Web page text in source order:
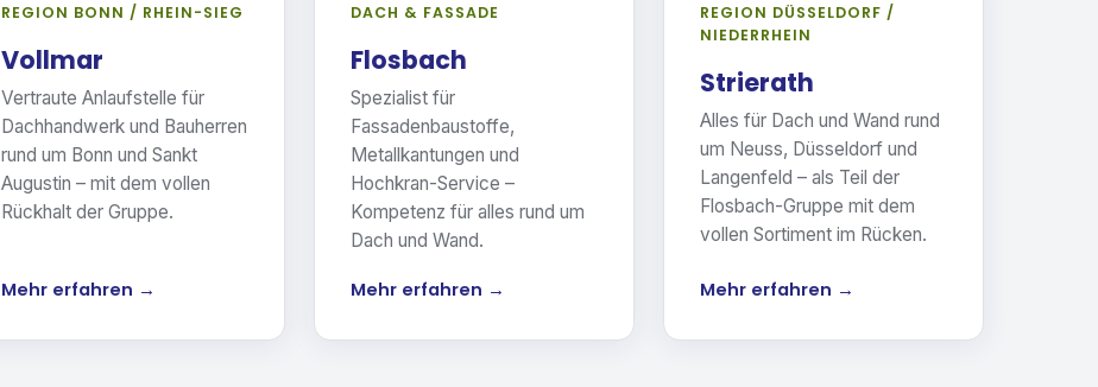
REGION BONN / RHEIN-SIEG
Vollmar
Vertraute Anlaufstelle für
Dachhandwerk und Bauherren
rund um Bonn und Sankt
Augustin – mit dem vollen
Rückhalt der Gruppe.
Mehr erfahren →
DACH & FASSADE
Flosbach
Spezialist für
Fassadenbaustoffe,
Metallkantungen und
Hochkran-Service –
Kompetenz für alles rund um
Dach und Wand.
Mehr erfahren →
REGION DÜSSELDORF /
NIEDERRHEIN
Strierath
Alles für Dach und Wand rund
um Neuss, Düsseldorf und
Langenfeld – als Teil der
Flosbach-Gruppe mit dem
vollen Sortiment im Rücken.
Mehr erfahren →